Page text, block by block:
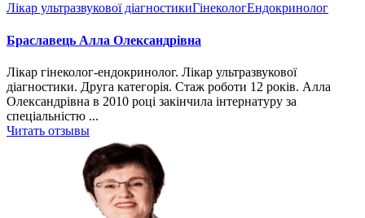
Лікар ультразвукової діагностикиГінекологЕндокринолог
Браславець Алла Олександрівна
Лікар гінеколог-ендокринолог. Лікар ультразвукової
діагностики. Друга категорія. Стаж роботи 12 років. Алла
Олександрівна в 2010 році закінчила інтернатуру за
спеціальністю ...
Читать отзывы